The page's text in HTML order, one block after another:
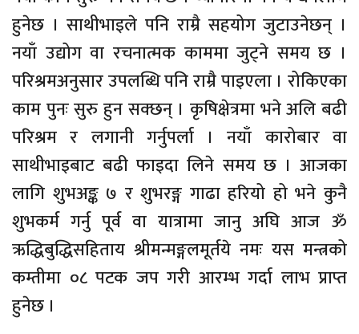
हुनेछ । साथीभाइले पनि राम्रै सहयोग जुटाउनेछन् ।
नयाँ उद्योग वा रचनात्मक काममा जुट्ने समय छ ।
परिश्रमअनुसार उपलब्धि पनि राम्रै पाइएला । रोकिएका
काम पुनः सुरु हुन सक्छन् । कृषिक्षेत्रमा भने अलि बढी
परिश्रम र लगानी गर्नुपर्ला । नयाँ कारोबार वा
साथीभाइबाट बढी फाइदा लिने समय छ । आजका
लागि शुभअङ्क ७ र शुभरङ्ग गाढा हरियो हो भने कुनै
शुभकर्म गर्नु पूर्व वा यात्रामा जानु अघि आज ॐ
ऋद्धिबुद्धिसहिताय श्रीमन्मङ्गलमूर्तये नमः यस मन्त्रको
कम्तीमा ०८ पटक जप गरी आरम्भ गर्दा लाभ प्राप्त
हुनेछ ।